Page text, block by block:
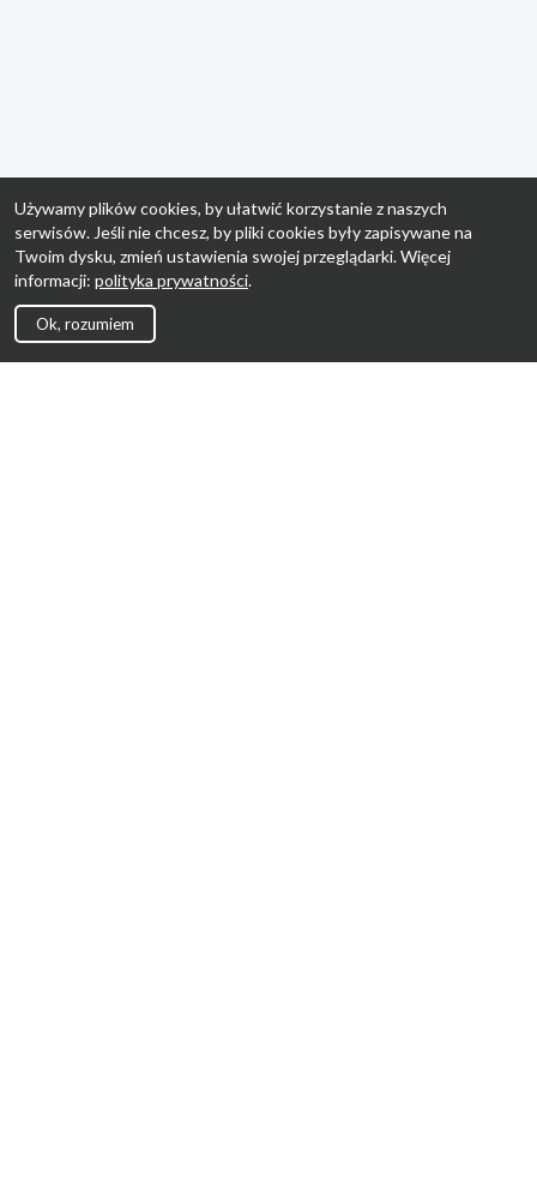
Używamy plików cookies, by ułatwić korzystanie z naszych
serwisów. Jeśli nie chcesz, by pliki cookies były zapisywane na
Twoim dysku, zmień ustawienia swojej przeglądarki. Więcej
informacji: polityka prywatności.
Ok, rozumiem